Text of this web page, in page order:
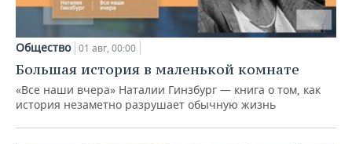
Общество 01 авг, 00:00
Большая история в маленькой комнате
«Все наши вчера» Наталии Гинзбург — книга о том, как
история незаметно разрушает обычную жизнь